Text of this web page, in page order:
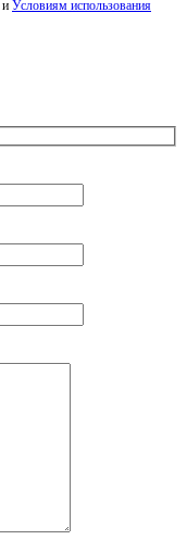
и Условиям использования